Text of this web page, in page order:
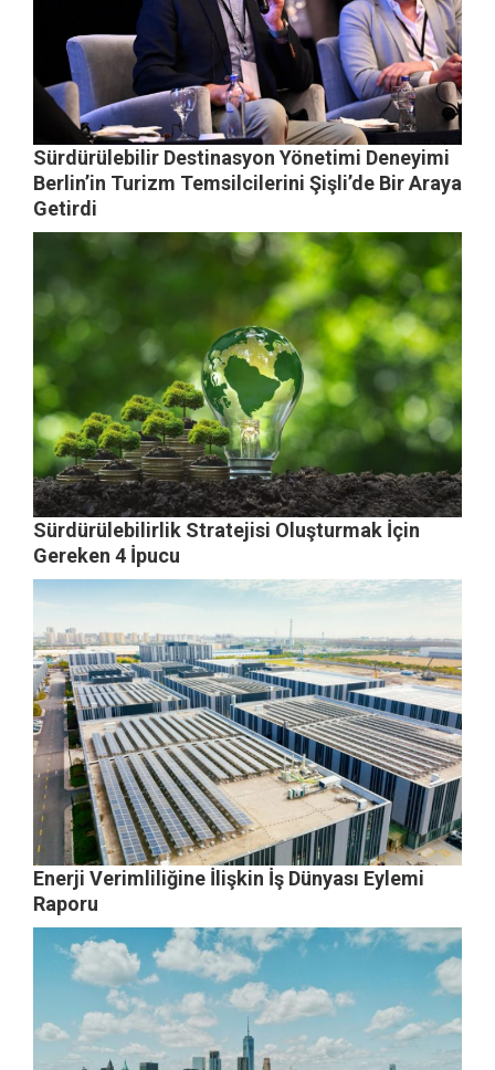
Sürdürülebilir Destinasyon Yönetimi Deneyimi
Berlin’in Turizm Temsilcilerini Şişli’de Bir Araya
Getirdi
Sürdürülebilirlik Stratejisi Oluşturmak İçin
Gereken 4 İpucu
Enerji Verimliliğine İlişkin İş Dünyası Eylemi
Raporu